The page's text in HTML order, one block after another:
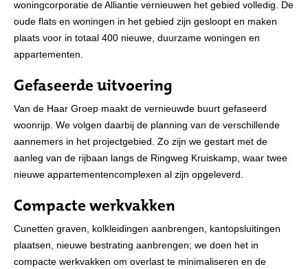
woningcorporatie de Alliantie vernieuwen het gebied volledig. De
oude flats en woningen in het gebied zijn gesloopt en maken
plaats voor in totaal 400 nieuwe, duurzame woningen en
appartementen.
Gefaseerde uitvoering
Van de Haar Groep maakt de vernieuwde buurt gefaseerd
woonrijp. We volgen daarbij de planning van de verschillende
aannemers in het projectgebied. Zo zijn we gestart met de
aanleg van de rijbaan langs de Ringweg Kruiskamp, waar twee
nieuwe appartementencomplexen al zijn opgeleverd.
Compacte werkvakken
Cunetten graven, kolkleidingen aanbrengen, kantopsluitingen
plaatsen, nieuwe bestrating aanbrengen; we doen het in
compacte werkvakken om overlast te minimaliseren en de